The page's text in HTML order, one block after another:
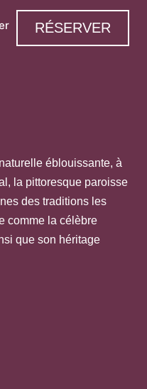
RÉSERVER
éblouissante, à
la pittoresque paroisse
des traditions les
comme la célèbre
que son héritage